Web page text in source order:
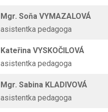
Mgr. Soňa VYMAZALOVÁ
asistentka pedagoga
Kateřina VYSKOČILOVÁ
asistentka pedagoga
Mgr. Sabina KLADIVOVÁ
asistentka pedagoga